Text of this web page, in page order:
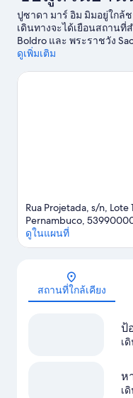
ปูซาดา มาร์ อิม มิมอยู่ใกล้
เดินทางจะได้เยือนสถานที่
Boldro และ พระราชวัง
ณ ปรายาดูอเมริกาโน และ
Fernando de Noronha
ดูเพิ่มเติม
Rua Projetada, s/n,
Pernambuco,
ดูในแผนที่
สถานที่ใกล้เคียง
ป้
เ
ห
เ